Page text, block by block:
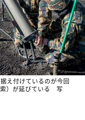
え付けているのが今回
索）が延びている 写